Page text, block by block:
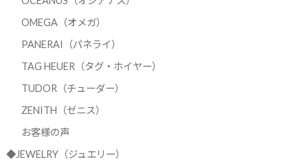
OMEGA（オメガ）
PANERAI（パネライ）
TAG HEUER（タグ・ホイヤー）
TUDOR（チューダー）
ZENITH（ゼニス）
お客様の声
◆JEWELRY（ジュエリー）